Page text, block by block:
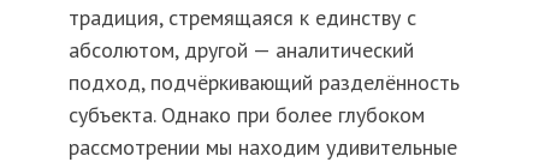
традиция, стремящаяся к единству с
абсолютом, другой — аналитический
подход, подчёркивающий разделённость
субъекта. Однако при более глубоком
рассмотрении мы находим удивительные